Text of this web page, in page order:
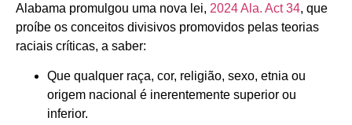
Alabama promulgou uma nova lei, 2024 Ala. Act 34, que
proíbe os conceitos divisivos promovidos pelas teorias
raciais críticas, a saber:
Que qualquer raça, cor, religião, sexo, etnia ou
origem nacional é inerentemente superior ou
inferior.